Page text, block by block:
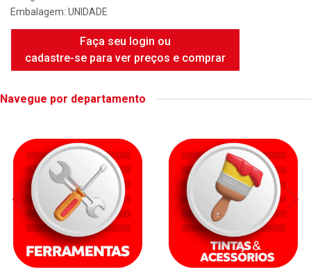
Embalagem: UNIDADE
Faça seu login ou
cadastre-se para ver preços e comprar
Navegue por departamento